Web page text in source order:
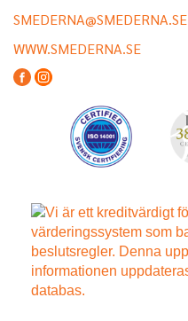
SMEDERNA@SMEDERNA.SE
WWW.SMEDERNA.SE